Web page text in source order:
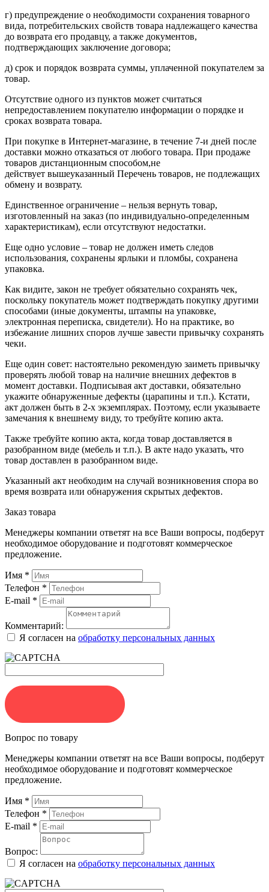
г) предупреждение о необходимости сохранения товарного
вида, потребительских свойств товара надлежащего качества
до возврата его продавцу, а также документов,
подтверждающих заключение договора;
д) срок и порядок возврата суммы, уплаченной покупателем за
товар.
Отсутствие одного из пунктов может считаться
непредоставлением покупателю информации о порядке и
сроках возврата товара.
При покупке в Интернет-магазине, в течение 7-и дней после
доставки можно отказаться от любого товара. При продаже
товаров дистанционным способом,не
действует вышеуказанный Перечень товаров, не подлежащих
обмену и возврату.
Единственное ограничение – нельзя вернуть товар,
изготовленный на заказ (по индивидуально-определенным
характеристикам), если отсутствуют недостатки.
Еще одно условие – товар не должен иметь следов
использования, сохранены ярлыки и пломбы, сохранена
упаковка.
Как видите, закон не требует обязательно сохранять чек,
поскольку покупатель может подтверждать покупку другими
способами (иные документы, штампы на упаковке,
электронная переписка, свидетели). Но на практике, во
избежание лишних споров лучше завести привычку сохранять
чеки.
Еще один совет: настоятельно рекомендую заиметь привычку
проверять любой товар на наличие внешних дефектов в
момент доставки. Подписывая акт доставки, обязательно
укажите обнаруженные дефекты (царапины и т.п.). Кстати,
акт должен быть в 2-х экземплярах. Поэтому, если указываете
замечания к внешнему виду, то требуйте копию акта.
Также требуйте копию акта, когда товар доставляется в
разобранном виде (мебель и т.п.). В акте надо указать, что
товар доставлен в разобранном виде.
Указанный акт необходим на случай возникновения спора во
время возврата или обнаружения скрытых дефектов.
Заказ товара
Менеджеры компании ответят на все Ваши вопросы, подберут
необходимое оборудование и подготовят коммерческое
предложение.
Имя *
Телефон *
E-mail *
Комментарий:
Я согласен на обработку персональных данных
Вопрос по товару
Менеджеры компании ответят на все Ваши вопросы, подберут
необходимое оборудование и подготовят коммерческое
предложение.
Имя *
Телефон *
E-mail *
Вопрос:
Я согласен на обработку персональных данных